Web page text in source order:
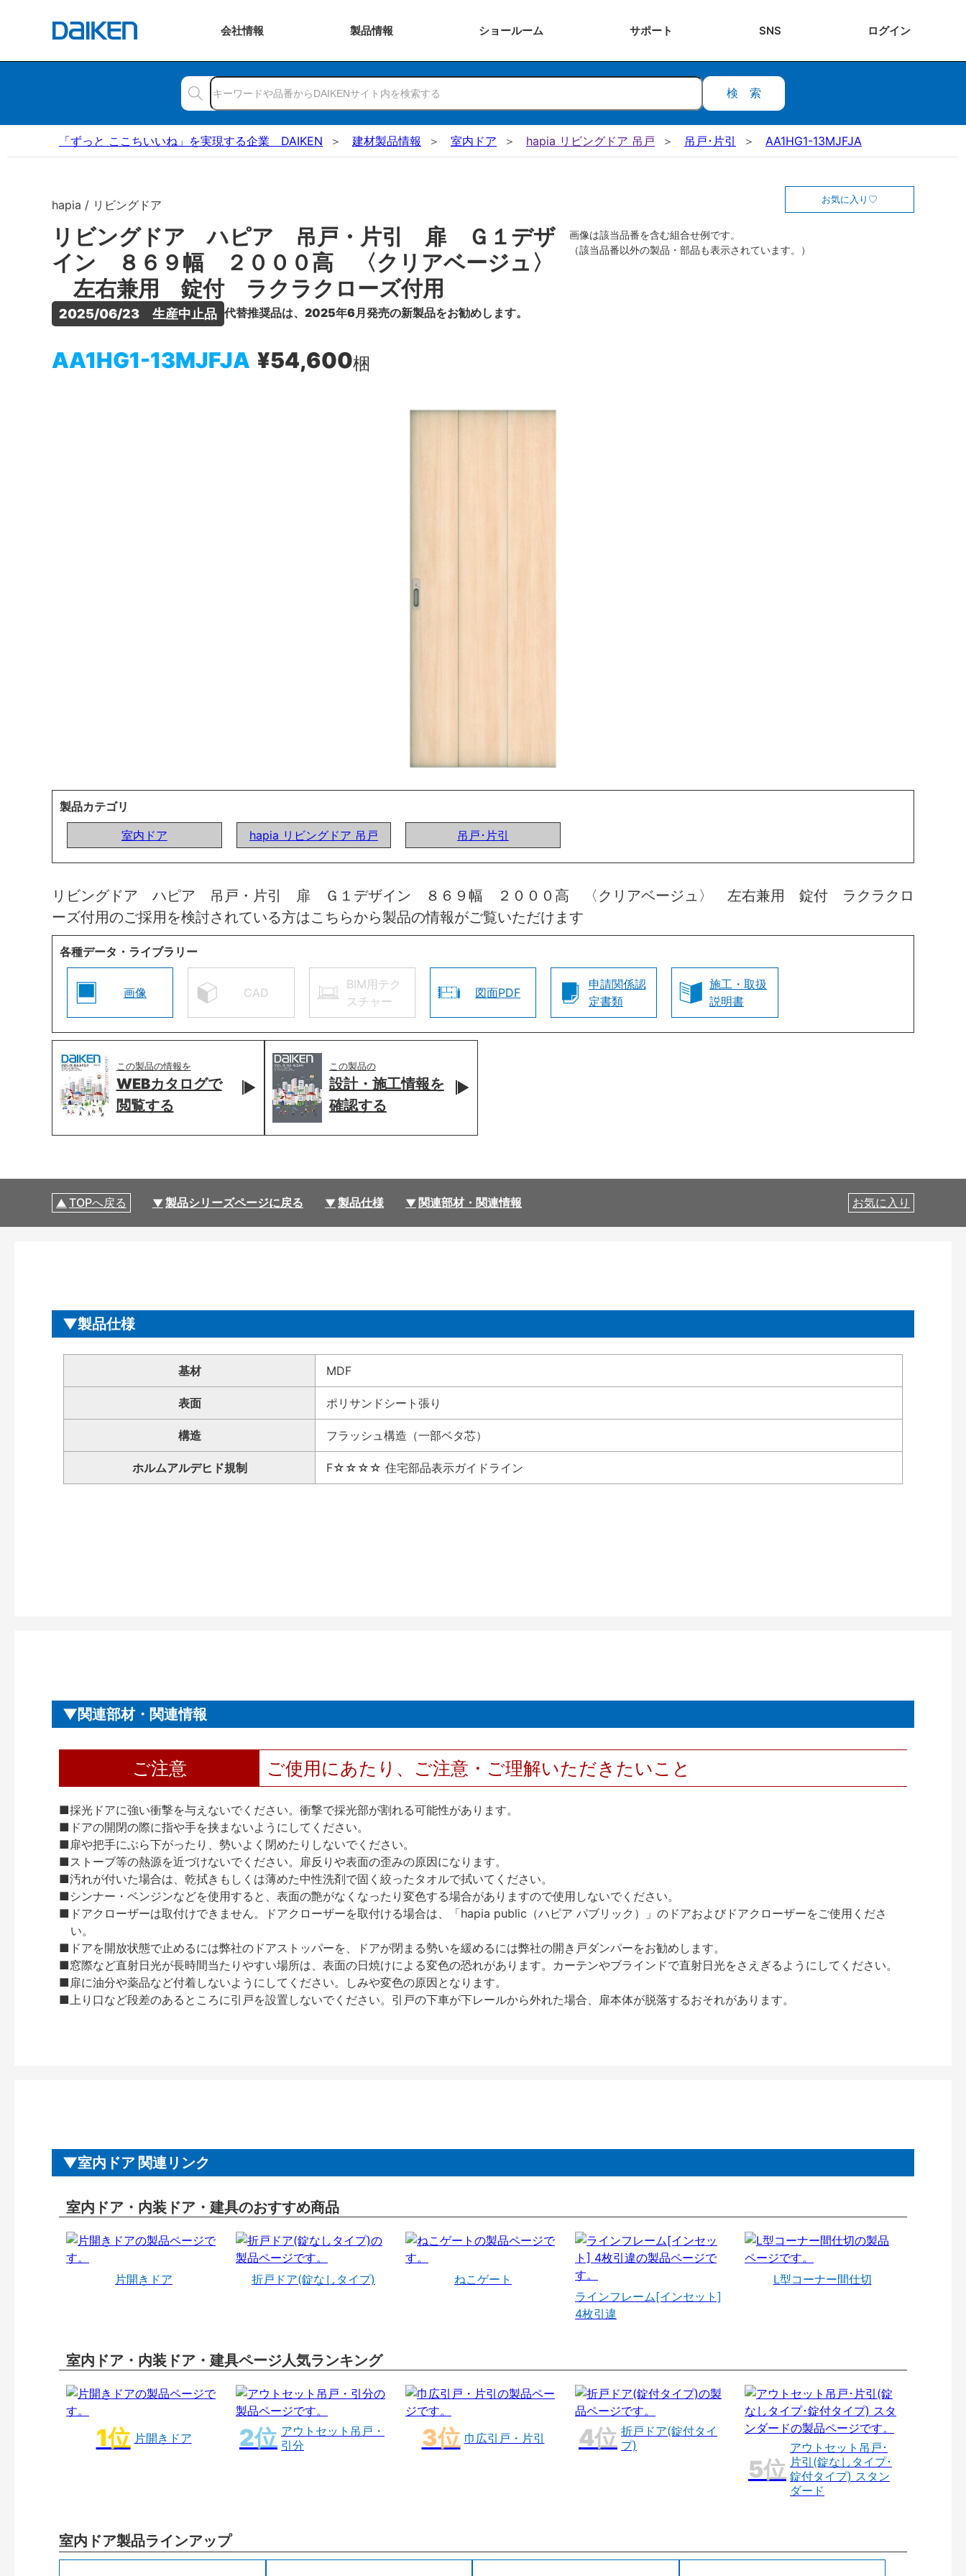
会社情報 製品情報 ショールーム サポート SNS ログイン
検索
「ずっと ここちいいね」を実現する企業 DAIKEN 建材製品情報 室内ドア hapia リビングドア 吊戸 吊戸･片引 AA1HG1-13MJFJA
hapia / リビングドア
リビングドア ハピア 吊戸・片引 扉 Ｇ１デザ
イン ８６９幅 ２０００高 〈クリアベージュ〉
左右兼用 錠付 ラクラクローズ付用
2025/06/23　生産中止品 代替推奨品は、2025年6月発売の新製品をお勧めします。
AA1HG1-13MJFJA ¥54,600梱
お気に入り
画像は該当品番を含む組合せ例です。
（該当品番以外の製品・部品も表示されています。）
製品カテゴリ
室内ドア
hapia リビングドア 吊戸 吊戸･片引
リビングドア ハピア 吊戸・片引 扉 Ｇ１デザイン ８６９幅 ２０００高 〈クリアベージュ〉 左右兼用 錠付 ラクラクロ
ーズ付用のご採用を検討されている方はこちらから製品の情報がご覧いただけます
各種データ・ライブラリー
画像 CAD
BIM用テク
スチャー
図面PDF
申請関係認
定書類
施工・取扱
説明書
この製品の情報を
WEBカタログで
閲覧する
この製品の
設計・施工情報を
確認する
TOPへ戻る 製品シリーズページに戻る 製品仕様 関連部材・関連情報 お気に入り
製品仕様
基材 MDF
表面 ポリサンドシート張り
構造 フラッシュ構造（一部ベタ芯）
ホルムアルデヒド規制 F☆☆☆☆ 住宅部品表示ガイドライン
関連部材・関連情報
ご注意 ご使用にあたり、ご注意・ご理解いただきたいこと
■採光ドアに強い衝撃を与えないでください。衝撃で採光部が割れる可能性があります。
■ドアの開閉の際に指や手を挟まないようにしてください。
■扉や把手にぶら下がったり、勢いよく閉めたりしないでください。
■ストーブ等の熱源を近づけないでください。扉反りや表面の歪みの原因になります。
■汚れが付いた場合は、乾拭きもしくは薄めた中性洗剤で固く絞ったタオルで拭いてください。
■シンナー・ベンジンなどを使用すると、表面の艶がなくなったり変色する場合がありますので使用しないでください。
■ドアクローザーは取付けできません。ドアクローザーを取付ける場合は、「hapia public（ハピア パブリック）」のドアおよびドアクローザーをご使用くださ
い。
■ドアを開放状態で止めるには弊社のドアストッパーを、ドアが閉まる勢いを緩めるには弊社の開き戸ダンパーをお勧めします。
■窓際など直射日光が長時間当たりやすい場所は、表面の日焼けによる変色の恐れがあります。カーテンやブラインドで直射日光をさえぎるようにしてください。
■扉に油分や薬品など付着しないようにしてください。しみや変色の原因となります。
■上り口など段差のあるところに引戸を設置しないでください。引戸の下車が下レールから外れた場合、扉本体が脱落するおそれがあります。
室内ドア 関連リンク
室内ドア・内装ドア・建具のおすすめ商品
片開きドア 折戸ドア(錠なしタイプ)
ねこゲート
ラインフレーム[インセット]
4枚引違
L型コーナー間仕切
室内ドア・内装ドア・建具ページ人気ランキング
片開きドア
アウトセット吊戸・
引分
巾広引戸・片引
折戸ドア(錠付タイ
プ)
アウトセット吊戸･
片引(錠なしタイプ･
錠付タイプ) スタン
ダード
室内ドア製品ラインアップ